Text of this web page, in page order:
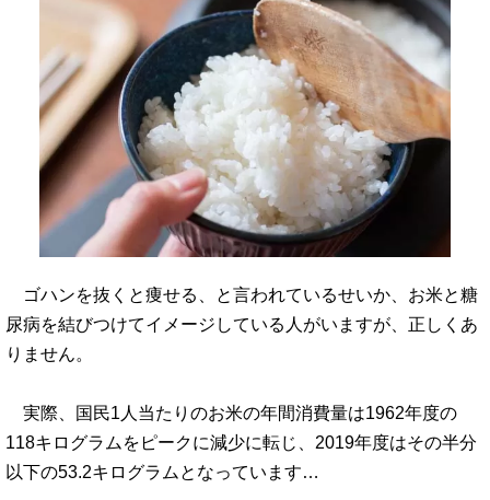
ゴハンを抜くと痩せる、と言われているせいか、お米と糖
尿病を結びつけてイメージしている人がいますが、正しくあ
りません。
実際、国民1人当たりのお米の年間消費量は1962年度の
118キログラムをピークに減少に転じ、2019年度はその半分
以下の53.2キログラムとなっています…